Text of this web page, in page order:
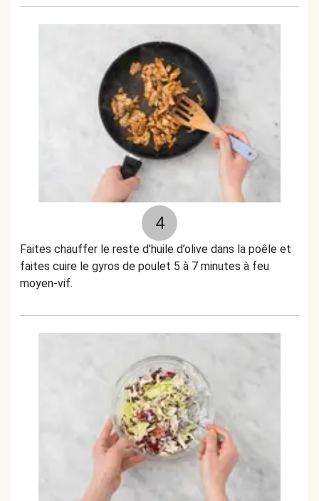
4
Faites chauffer le reste d’huile d’olive dans la poêle et
faites cuire le gyros de poulet 5 à 7 minutes à feu
moyen-vif.